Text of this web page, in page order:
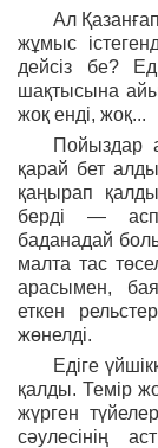
Ал
жұмыс
дейсіз бе?
шақтысына
жоқ енді, жоқ...
Пойыздар
қарай бет
қаңырап
берді —
баданадай
малта тас
арасымен,
еткен
жөнелді.
Едіге
қалды. Темір
жүрген
сәулесінің